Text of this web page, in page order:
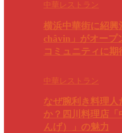
中華レストラン
横浜中華街に紹興
châvin」がオープ
コミュニティに期
中華レストラン
なぜ腕利き料理
か？四川料理店
んげ）」の魅力